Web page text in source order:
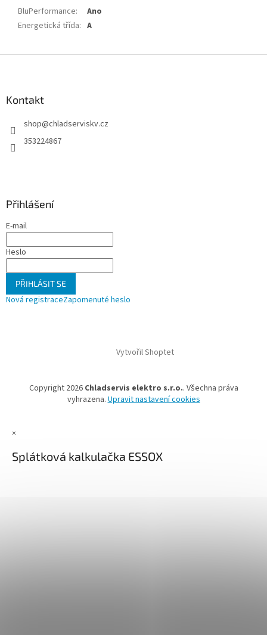
BluPerformance:
Ano
Energetická třída: A
Kontakt
shop@chladserviskv.cz
353224867
Přihlášení
E-mail
Heslo
PŘIHLÁSIT SE
Nová registraceZapomenuté heslo
Vytvořil Shoptet
Copyright 2026 Chladservis elektro s.r.o.. Všechna práva
vyhrazena.Upravit nastavení cookies
×
Splátková kalkulačka ESSOX